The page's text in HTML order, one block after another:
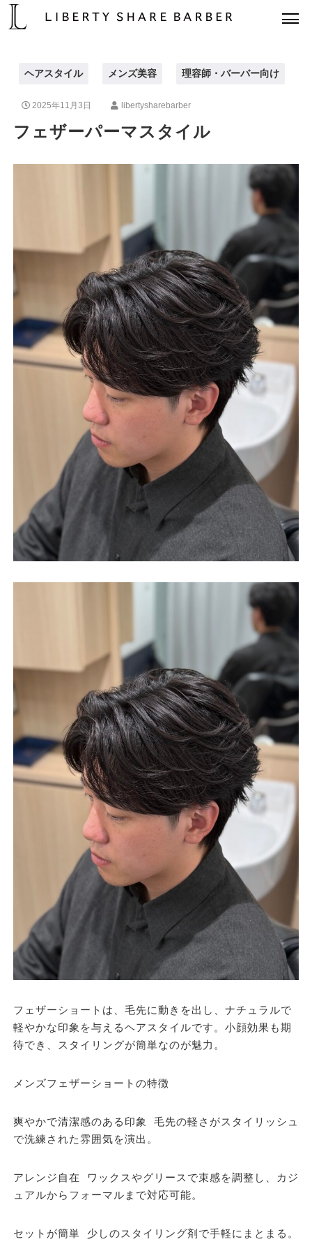
ヘアスタイル メンズ美容 理容師・バーバー向け
2025年11月3日 libertysharebarber
フェザーパーマスタイル
フェザーショートは、毛先に動きを出し、ナチュラルで
軽やかな印象を与えるヘアスタイルです。小顔効果も期
待でき、スタイリングが簡単なのが魅力。
メンズフェザーショートの特徴
爽やかで清潔感のある印象 毛先の軽さがスタイリッシュ
で洗練された雰囲気を演出。
アレンジ自在 ワックスやグリースで束感を調整し、カジ
ュアルからフォーマルまで対応可能。
セットが簡単 少しのスタイリング剤で手軽にまとまる。